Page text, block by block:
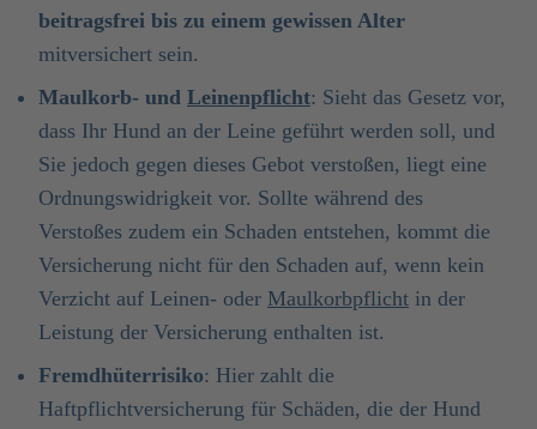
beitragsfrei bis zu einem gewissen Alter
mitversichert sein.
Maulkorb- und Leinenpflicht: Sieht das Gesetz vor,
dass Ihr Hund an der Leine geführt werden soll, und
Sie jedoch gegen dieses Gebot verstoßen, liegt eine
Ordnungswidrigkeit vor. Sollte während des
Verstoßes zudem ein Schaden entstehen, kommt die
Versicherung nicht für den Schaden auf, wenn kein
Verzicht auf Leinen- oder Maulkorbpflicht in der
Leistung der Versicherung enthalten ist.
Fremdhüterrisiko: Hier zahlt die
Haftpflichtversicherung für Schäden, die der Hund